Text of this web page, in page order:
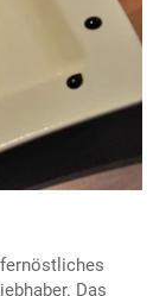
Das